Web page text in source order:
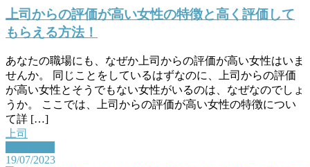
上司からの評価が高い女性の特徴と高く評価して
もらえる方法！
あなたの職場にも、なぜか上司からの評価が高い女性はいま
せんか。 同じことをしているはずなのに、上司からの評価
が高い女性とそうでもない女性がいるのは、なぜなのでしょ
うか。 ここでは、上司からの評価が高い女性の特徴につい
て詳 […]
上司
19/07/2023